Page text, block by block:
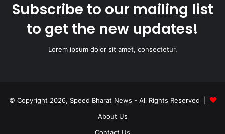
Subscribe to our mailing list
to get the new updates!
Lorem ipsum dolor sit amet, consectetur.
© Copyright 2026, Speed Bharat News - All Rights Reserved |
About Us